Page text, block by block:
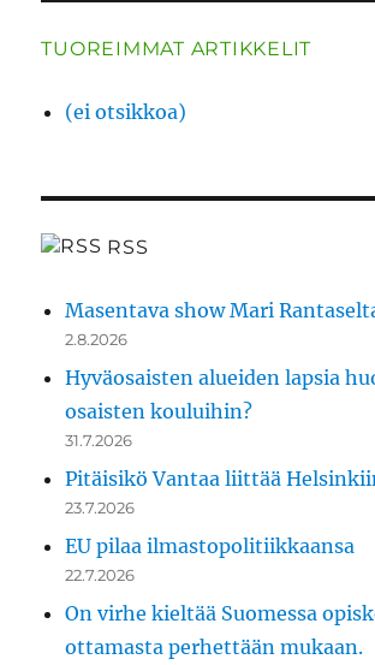
TUOREIMMAT ARTIKKELIT
(ei otsikkoa)
RSS
Masentava show Mari
2.8.2026
Hyväosaisten alueiden lapsia
osaisten kouluihin?
31.7.2026
Pitäisikö Vantaa liittää
23.7.2026
EU pilaa ilmastopolitiikkaansa
22.7.2026
On virhe kieltää Suomessa
ottamasta perhettään mukaan.